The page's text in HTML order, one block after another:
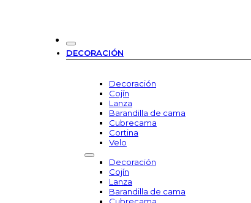
DECORACIÓN
Decoración
Cojín
Lanza
Barandilla de cama
Cubrecama
Cortina
Velo
Decoración
Cojín
Lanza
Barandilla de cama